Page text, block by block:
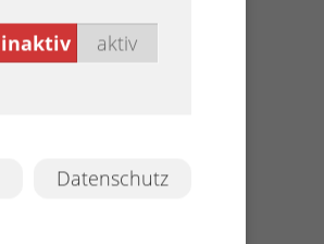
inaktiv aktiv
Datenschutz